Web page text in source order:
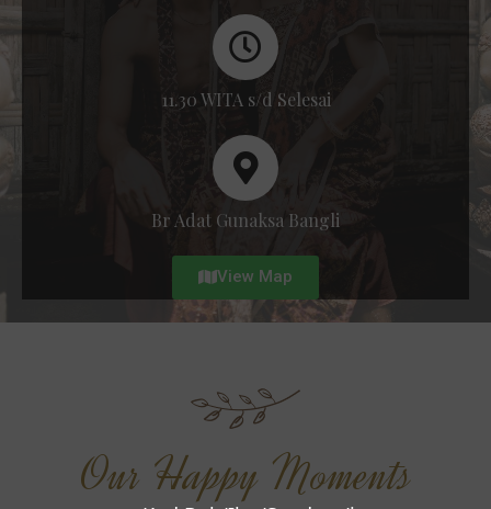
11.30 WITA s/d Selesai
Br Adat Gunaksa Bangli
View Map
Our Happy Moments